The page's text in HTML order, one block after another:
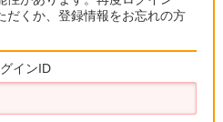
だくか、登録情報をお忘れの方
インID